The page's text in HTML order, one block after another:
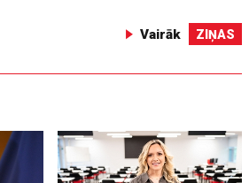
Vairāk ZIŅAS